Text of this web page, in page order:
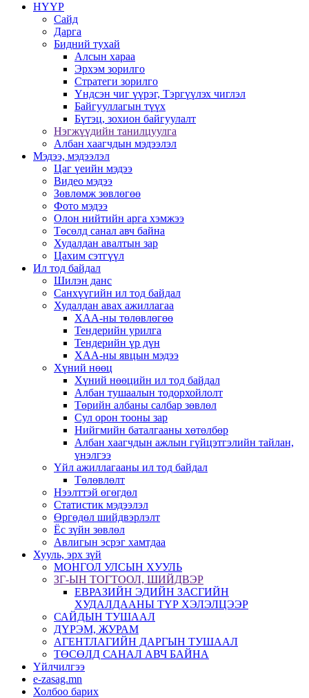
НҮҮР
Сайд
Дарга
Бидний тухай
Алсын хараа
Эрхэм зорилго
Стратеги зорилго
Үндсэн чиг үүрэг, Тэргүүлэх чиглэл
Байгууллагын түүх
Бүтэц, зохион байгуулалт
Нэгжүүдийн танилцуулга
Албан хаагчдын мэдээлэл
Мэдээ, мэдээлэл
Цаг үеийн мэдээ
Видео мэдээ
Зөвлөмж зөвлөгөө
Фото мэдээ
Олон нийтийн арга хэмжээ
Төсөлд санал авч байна
Худалдан авалтын зар
Цахим сэтгүүл
Ил тод байдал
Шилэн данс
Санхүүгийн ил тод байдал
Худалдан авах ажиллагаа
ХАА-ны төлөвлөгөө
Тендерийн урилга
Тендерийн үр дүн
ХАА-ны явцын мэдээ
Хүний нөөц
Хүний нөөцийн ил тод байдал
Албан тушаалын тодорхойлолт
Төрийн албаны салбар зөвлөл
Сул орон тооны зар
Нийгмийн баталгааны хөтөлбөр
Албан хаагчдын ажлын гүйцэтгэлийн тайлан,
үнэлгээ
Үйл ажиллагааны ил тод байдал
Төлөвлөлт
Нээлттэй өгөгдөл
Статистик мэдээлэл
Өргөдөл шийдвэрлэлт
Ёс зүйн зөвлөл
Авлигын эсрэг хамтдаа
Хууль, эрх зүй
МОНГОЛ УЛСЫН ХУУЛЬ
ЗГ-ЫН ТОГТООЛ, ШИЙДВЭР
ЕВРАЗИЙН ЭДИЙН ЗАСГИЙН
ХУДАЛДААНЫ ТҮР ХЭЛЭЛЦЭЭР
САЙДЫН ТУШААЛ
ДҮРЭМ, ЖУРАМ
АГЕНТЛАГИЙН ДАРГЫН ТУШААЛ
ТӨСӨЛД САНАЛ АВЧ БАЙНА
Үйлчилгээ
e-zasag.mn
Холбоо барих